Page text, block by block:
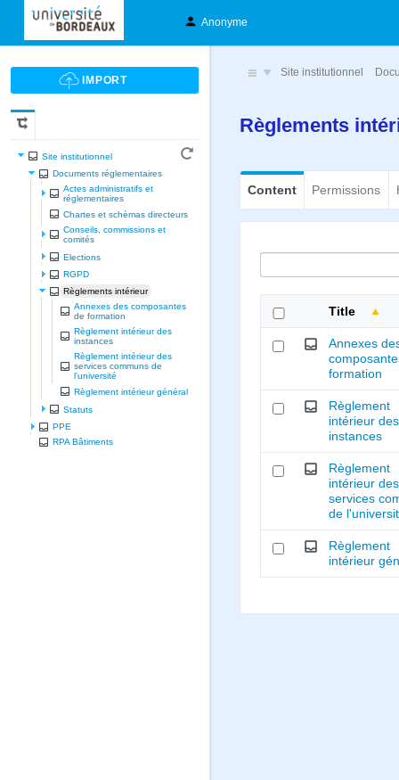
Anonyme
Site institutionnel
Documents réglementaires
Actes administratifs et
réglementaires
Chartes et schèmas directeurs
Conseils, commissions et
comités
Elections
RGPD
Règlements intérieur
Annexes des composantes
de formation
Règlement intérieur des
instances
Règlement intérieur des
services communs de
l'université
Règlement intérieur général
Statuts
PPE
RPA Bâtiments
Site institutionnel
Règlements
Content Permissions
Title
Annexes
formation
Règlement
intérieur des
instances
Règlement
intérieur des
services
de
Règlement
intérieur